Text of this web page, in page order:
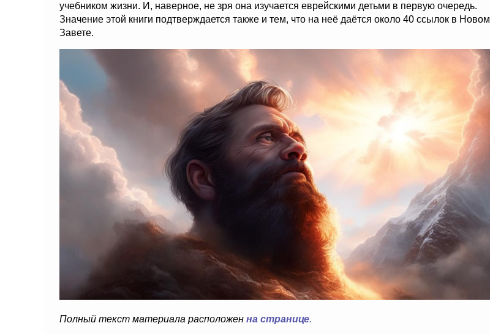
учебником жизни. И, наверное, не зря она изучается еврейскими детьми в первую очередь.
Значение этой книги подтверждается также и тем, что на неё даётся около 40 ссылок в Новом
Завете.
Полный текст материала расположен на странице.